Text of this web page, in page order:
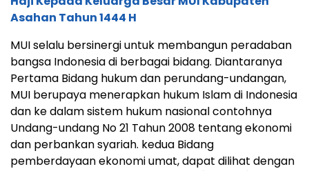
Asahan Tahun 1444 H
MUI selalu bersinergi untuk membangun peradaban
bangsa Indonesia di berbagai bidang. Diantaranya
Pertama Bidang hukum dan perundang-undangan,
MUI berupaya menerapkan hukum Islam di Indonesia
dan ke dalam sistem hukum nasional contohnya
Undang-undang No 21 Tahun 2008 tentang ekonomi
dan perbankan syariah. kedua Bidang
pemberdayaan ekonomi umat, dapat dilihat dengan